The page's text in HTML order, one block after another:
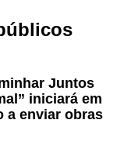
Juntos
iniciará em
a enviar obras